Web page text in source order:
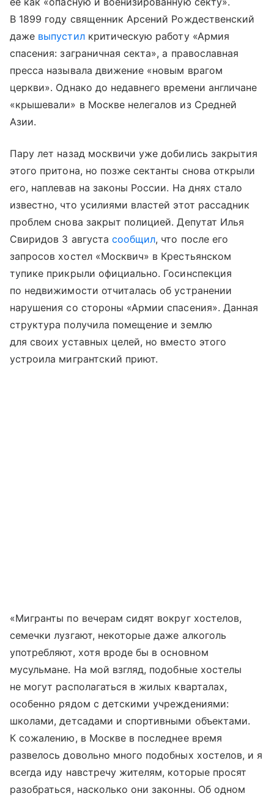
В 1899 году священник Арсений Рождественский
даже выпустилкритическую работу «Армия
спасения: заграничная секта», а православная
пресса называла движение «новым врагом
церкви». Однако до недавнего времени англичане
«крышевали» в Москве нелегалов из Средней
Азии.
Пару лет назад москвичи уже добились закрытия
этого притона, но позже сектанты снова открыли
его, наплевав на законы России. На днях стало
известно, что усилиями властей этот рассадник
проблем снова закрыт полицией. Депутат Илья
Свиридов 3 августа сообщил, что после его
запросов хостел «Москвич» в Крестьянском
тупике прикрыли официально. Госинспекция
по недвижимости отчиталась об устранении
нарушения со стороны «Армии спасения». Данная
структура получила помещение и землю
для своих уставных целей, но вместо этого
устроила мигрантский приют.
«Мигранты по вечерам сидят вокруг хостелов,
семечки лузгают, некоторые даже алкоголь
употребляют, хотя вроде бы в основном
мусульмане. На мой взгляд, подобные хостелы
не могут располагаться в жилых кварталах,
особенно рядом с детскими учреждениями:
школами, детсадами и спортивными объектами.
К сожалению, в Москве в последнее время
развелось довольно много подобных хостелов, и я
всегда иду навстречу жителям, которые просят
разобраться, насколько они законны. Об одном